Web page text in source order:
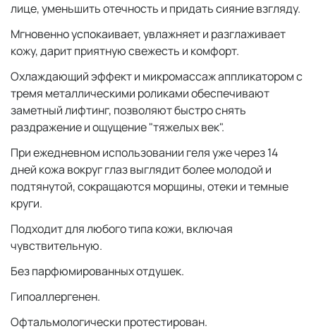
лице, уменьшить отечность и придать сияние взгляду.
Мгновенно успокаивает, увлажняет и разглаживает
кожу, дарит приятную свежесть и комфорт.
Охлаждающий эффект и микромассаж аппликатором с
тремя металлическими роликами обеспечивают
заметный лифтинг, позволяют быстро снять
раздражение и ощущение "тяжелых век".
При ежедневном использовании геля уже через 14
дней кожа вокруг глаз выглядит более молодой и
подтянутой, сокращаются морщины, отеки и темные
круги.
Подходит для любого типа кожи, включая
чувствительную.
Без парфюмированных отдушек.
Гипоаллергенен.
Офтальмологически протестирован.